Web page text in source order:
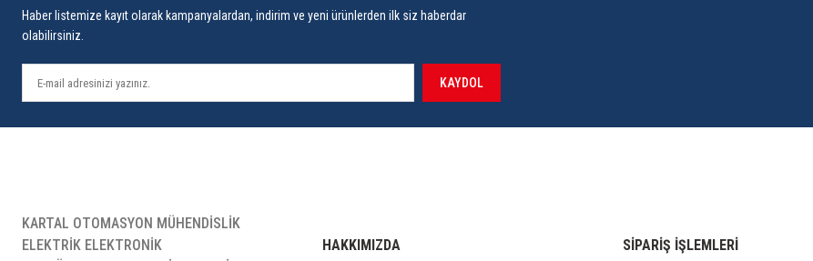
Haber listemize kayıt olarak kampanyalardan, indirim ve yeni ürünlerden ilk siz haberdar
olabilirsiniz.
KAYDOL
KARTAL OTOMASYON MÜHENDİSLİK
ELEKTRİK ELEKTRONİK
HAKKIMIZDA SİPARİŞ İŞLEMLERİ